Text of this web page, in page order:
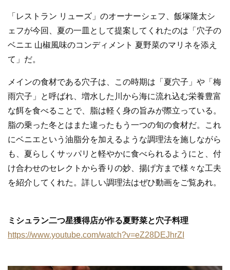
「レストラン リューズ」のオーナーシェフ、飯塚隆太シ
ェフが今回、夏の一皿として提案してくれたのは「穴子の
ベニエ 山椒風味のコンディメント 夏野菜のマリネを添え
て」だ。
メインの食材である穴子は、この時期は「夏穴子」や「梅
雨穴子」と呼ばれ、増水した川から海に流れ込む栄養豊富
な餌を食べることで、脂は軽く身の旨みが際立っている。
脂の乗った冬とはまた違ったもう一つの旬の食材だ。これ
にベニエという油脂分を加えるような調理法を施しながら
も、夏らしくサッパリと軽やかに食べられるようにと、付
け合わせのセレクトから香りの妙、揚げ方まで様々な工夫
を紹介してくれた。詳しい調理法はぜひ動画をご覧あれ。
ミシュラン二つ星獲得店が作る夏野菜と穴子料理
https://www.youtube.com/watch?v=eZ28DEJhrZI